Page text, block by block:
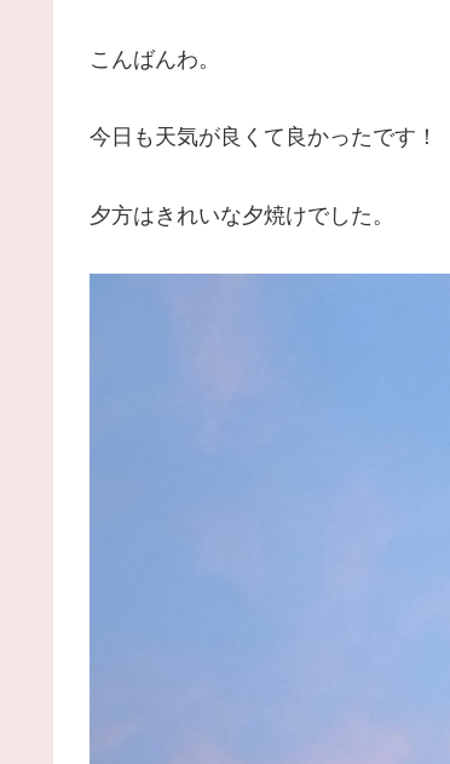
こんばんわ。
今日も天気が良くて良かったです！
夕方はきれいな夕焼けでした。